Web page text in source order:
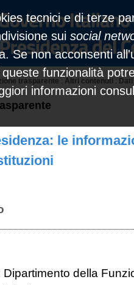
tecnici e di terze
sui social
Se non acconsenti
funzionalità
informazioni
trasparente : Altri contenuti :
le
Dipartimento della